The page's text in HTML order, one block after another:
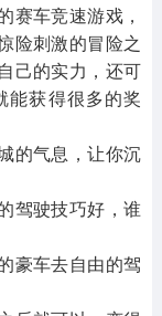
赛车竞速游戏，
险刺激的冒险之
己的实力，还可
能获得很多的奖
的气息，让你沉
驾驶技巧好，谁
豪车去自由的驾